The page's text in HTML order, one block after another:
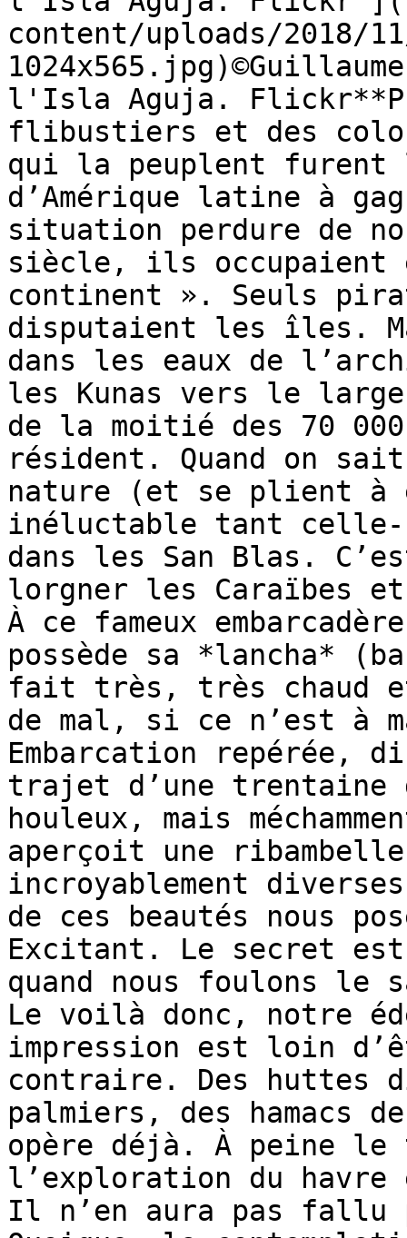
content/uploads/2018/
l'Isla Aguja.
flibustiers et des
qui la peuplent furent
d’Amérique latine à
situation perdure de
siècle, ils occupaient
continent ». Seuls
disputaient les îles.
dans les eaux de
les Kunas vers le
de la moitié des 70
résident. Quand on
nature (et se plient
inéluctable tant
dans les San Blas.
lorgner les Caraïbes
À ce fameux
possède sa *lancha*
fait très, très chaud
de mal, si ce n’est à
Embarcation repérée,
trajet d’une trentaine
houleux, mais
aperçoit une
incroyablement
de ces beautés nous
Excitant. Le secret est
quand nous foulons le
Le voilà donc, notre
impression est loin
contraire. Des huttes
palmiers, des hamacs
opère déjà. À peine le
l’exploration du havre
Il n’en aura pas